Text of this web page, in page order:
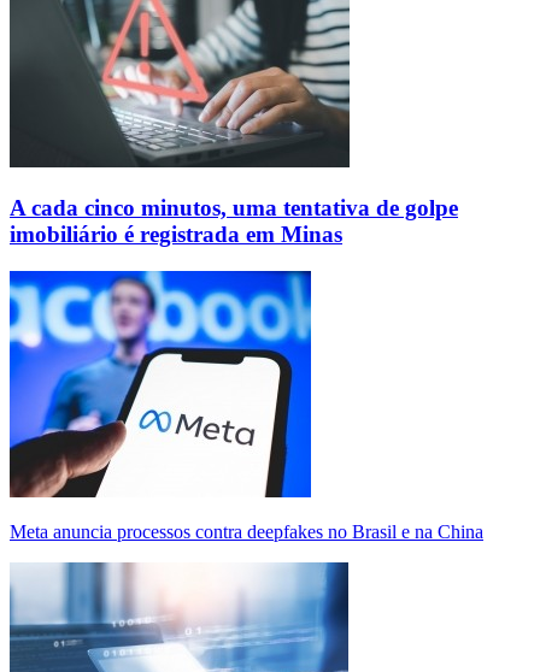
A cada cinco minutos, uma tentativa de golpe
imobiliário é registrada em Minas
Meta anuncia processos contra deepfakes no Brasil e na China